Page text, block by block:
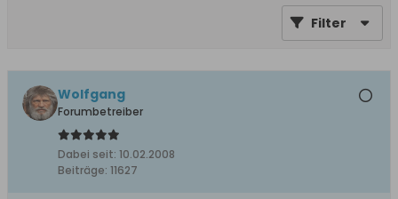
Filter
Wolfgang
Forumbetreiber
Dabei seit: 10.02.2008
Beiträge: 11627